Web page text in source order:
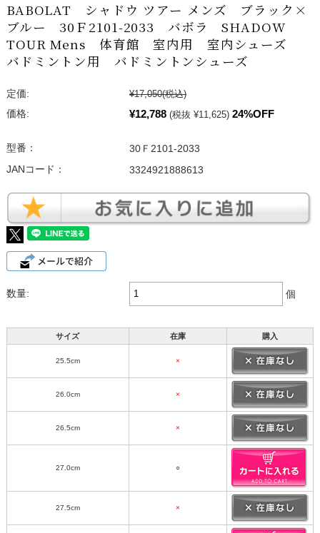
BABOLAT シャドウ ツアー メンズ ブラック×
ブルー 30Ｆ2101-2033 バボラ SHADOW
TOUR Mens 体育館 室内用 室内シューズ
バドミントン用 バドミントンシューズ
定価: ¥17,050(税込)
価格:
¥12,788 (税抜 ¥11,625) 24%OFF
型番：
30Ｆ2101-2033
JANコード：
3324921888613
数量: 個
サイズ 在庫 購入
25.5cm ×
26.0cm ×
26.5cm ×
27.0cm ○
27.5cm ×